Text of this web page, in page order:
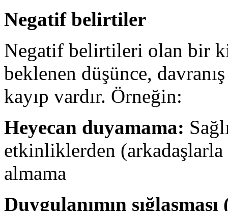
Negatif belirtiler
Negatif belirtileri olan bir
beklenen düşünce,
kayıp vardır. Örneğin:
Heyecan duyamama:
etkinliklerden
almama
Duygulanımın